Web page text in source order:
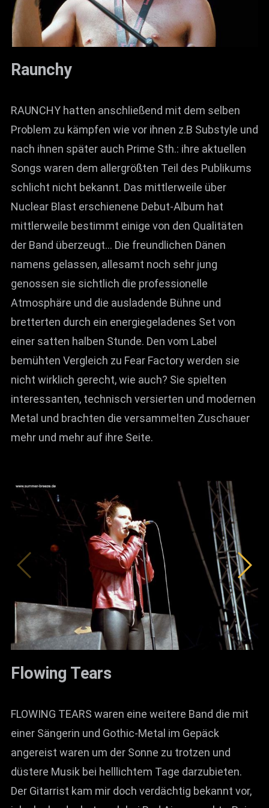
Raunchy
RAUNCHY hatten anschließend mit dem selben
Problem zu kämpfen wie vor ihnen z.B Substyle und
nach ihnen später auch Prime Sth.: ihre aktuellen
Songs waren dem allergrößten Teil des Publikums
schlicht nicht bekannt. Das mittlerweile über
Nuclear Blast erschienene Debut-Album hat
mittlerweile bestimmt einige von den Qualitäten
der Band überzeugt… Die freundlichen Dänen
namens gelassen, allesamt noch sehr jung
genossen sie sichtlich die professionelle
Atmosphäre und die ausladende Bühne und
bretterten durch ein energiegeladenes Set von
einer satten halben Stunde. Den vom Label
bemühten Vergleich zu Fear Factory werden sie
nicht wirklich gerecht, wie auch? Sie spielten
interessanten, technisch versierten und modernen
Metal und brachten die versammelten Zuschauer
mehr und mehr auf ihre Seite.
Flowing Tears
FLOWING TEARS waren eine weitere Band die mit
einer Sängerin und Gothic-Metal im Gepäck
angereist waren um der Sonne zu trotzen und
düstere Musik bei helllichtem Tage darzubieten.
Der Gitarrist kam mir doch verdächtig bekannt vor,